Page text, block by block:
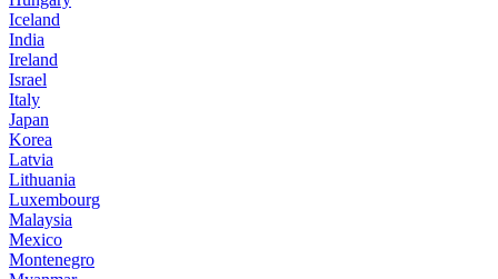
Iceland
India
Ireland
Israel
Italy
Japan
Korea
Latvia
Lithuania
Luxembourg
Malaysia
Mexico
Montenegro